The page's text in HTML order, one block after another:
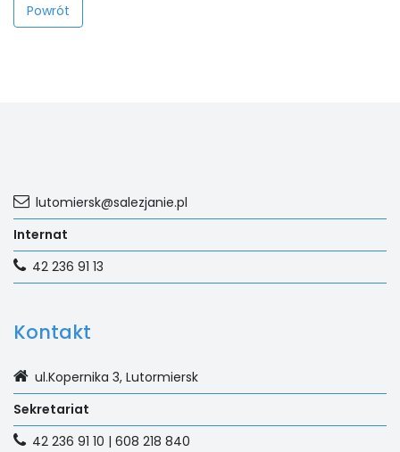
Powrót
Kontakt
ul.Kopernika 3, Lutormiersk
Sekretariat
42 236 91 10 | 608 218 840
lutomiersk@salezjanie.pl
Internat
42 236 91 13